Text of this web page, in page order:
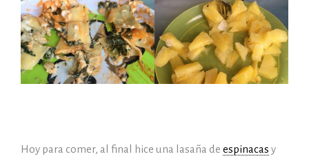
Hoy para comer, al final hice una lasaña de espinacas y